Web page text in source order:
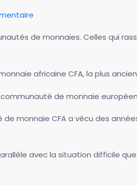
de monnaies. Celles qui
africaine CFA, la plus
de monnaie
monnaie CFA a vécu des
avec la situation difficile